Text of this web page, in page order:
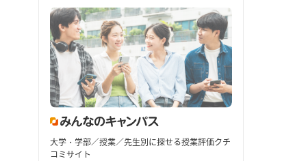
大学・学部／授業／先生別に探せる授業評価クチ
コミサイト